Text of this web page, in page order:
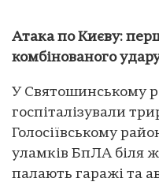
Атака по Києву:
комбінованого
У Святошинському
госпіталізували
Голосіївському
уламків БпЛА біля
палають гаражі та